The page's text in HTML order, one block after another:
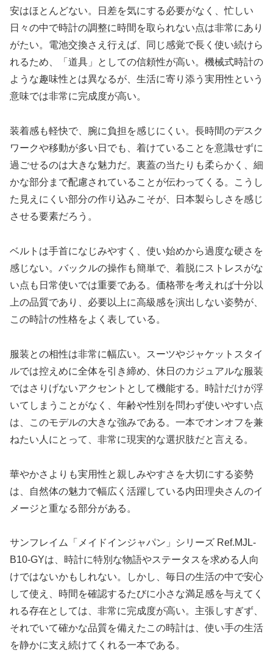
安はほとんどない。日差を気にする必要がなく、忙しい
日々の中で時計の調整に時間を取られない点は非常にあり
がたい。電池交換さえ行えば、同じ感覚で長く使い続けら
れるため、「道具」としての信頼性が高い。機械式時計の
ような趣味性とは異なるが、生活に寄り添う実用性という
意味では非常に完成度が高い。
装着感も軽快で、腕に負担を感じにくい。長時間のデスク
ワークや移動が多い日でも、着けていることを意識せずに
過ごせるのは大きな魅力だ。裏蓋の当たりも柔らかく、細
かな部分まで配慮されていることが伝わってくる。こうし
た見えにくい部分の作り込みこそが、日本製らしさを感じ
させる要素だろう。
ベルトは手首になじみやすく、使い始めから過度な硬さを
感じない。バックルの操作も簡単で、着脱にストレスがな
い点も日常使いでは重要である。価格帯を考えれば十分以
上の品質であり、必要以上に高級感を演出しない姿勢が、
この時計の性格をよく表している。
服装との相性は非常に幅広い。スーツやジャケットスタイ
ルでは控えめに全体を引き締め、休日のカジュアルな服装
ではさりげないアクセントとして機能する。時計だけが浮
いてしまうことがなく、年齢や性別を問わず使いやすい点
は、このモデルの大きな強みである。一本でオンオフを兼
ねたい人にとって、非常に現実的な選択肢だと言える。
華やかさよりも実用性と親しみやすさを大切にする姿勢
は、自然体の魅力で幅広く活躍している内田理央さんのイ
メージと重なる部分がある。
サンフレイム「メイドインジャパン」シリーズ Ref.MJL-
B10-GYは、時計に特別な物語やステータスを求める人向
けではないかもしれない。しかし、毎日の生活の中で安心
して使え、時間を確認するたびに小さな満足感を与えてく
れる存在としては、非常に完成度が高い。主張しすぎず、
それでいて確かな品質を備えたこの時計は、使い手の生活
を静かに支え続けてくれる一本である。